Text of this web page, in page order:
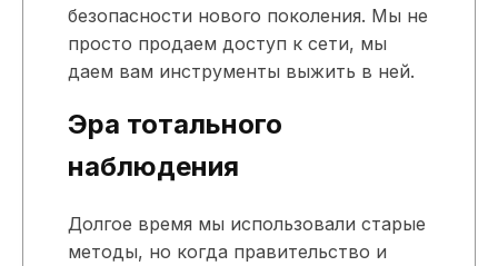
безопасности нового поколения. Мы не
просто продаем доступ к сети, мы
даем вам инструменты выжить в ней.
Эра тотального
наблюдения
Долгое время мы использовали старые
методы, но когда правительство и